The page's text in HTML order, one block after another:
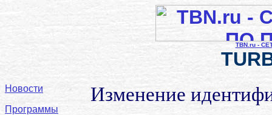
TBN.ru -
Новости
Программы
Изменение